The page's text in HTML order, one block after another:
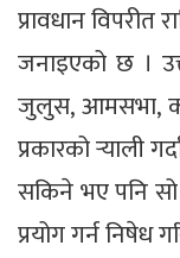
प्रावधान विपरीत
जनाइएको छ ।
जुलुस, आमसभा,
प्रकारको र्‍याली
सकिने भए पनि सो
प्रयोग गर्न निषेध